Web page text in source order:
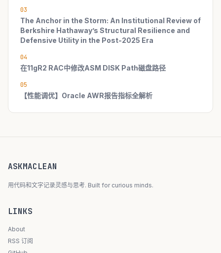
03
The Anchor in the Storm: An Institutional Review of
Berkshire Hathaway’s Structural Resilience and
Defensive Utility in the Post-2025 Era
04
在11gR2 RAC中修改ASM DISK Path磁盘路径
05
【性能调优】Oracle AWR报告指标全解析
ASKMACLEAN
用代码和文字记录灵感与思考. Built for curious minds.
LINKS
About
RSS 订阅